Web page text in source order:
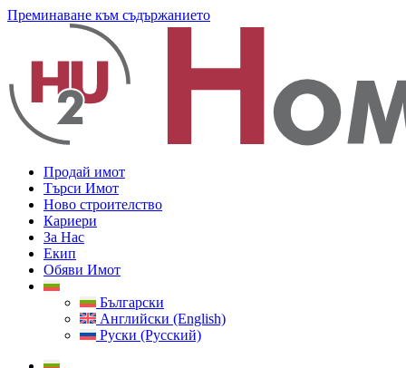
Преминаване към съдържанието
Продай имот
Търси Имот
Ново строителство
Кариери
За Нас
Екип
Обяви Имот
Български
Английски (English)
Руски (Русский)